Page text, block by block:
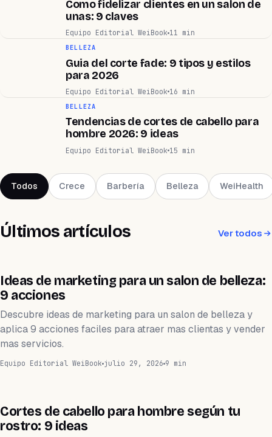
Como fidelizar clientes en un salon de
unas: 9 claves
Equipo Editorial WeiBook 11 min
BELLEZA
Guia del corte fade: 9 tipos y estilos
para 2026
Equipo Editorial WeiBook 16 min
BELLEZA
Tendencias de cortes de cabello para
hombre 2026: 9 ideas
Equipo Editorial WeiBook 15 min
Todos Crece Barbería Belleza WeiHealth
Últimos artículos Ver todos
SALÓN DE BELLEZA
Ideas de marketing para un salon de belleza:
9 acciones
Descubre ideas de marketing para un salon de belleza y
aplica 9 acciones faciles para atraer mas clientas y vender
mas servicios.
Equipo Editorial WeiBook julio 29, 2026 9 min
BELLEZA
Cortes de cabello para hombre según tu
rostro: 9 ideas